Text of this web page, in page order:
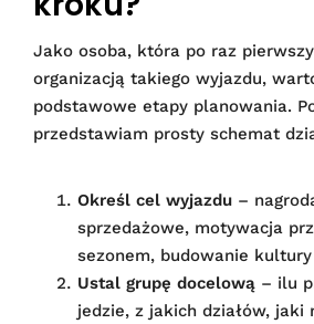
Jako osoba, która po raz
organizacją takiego wyjazdu,
podstawowe etapy planowania.
przedstawiam prosty schemat
Określ cel wyjazdu –
sprzedażowe, motywacja
sezonem, budowanie
Ustal grupę docelową – ilu
jedzie, z jakich działów, jaki